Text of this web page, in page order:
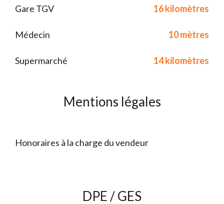
Gare TGV 16 kilomètres
Médecin 10 mètres
Supermarché 14 kilomètres
Mentions légales
Honoraires à la charge du vendeur
DPE / GES